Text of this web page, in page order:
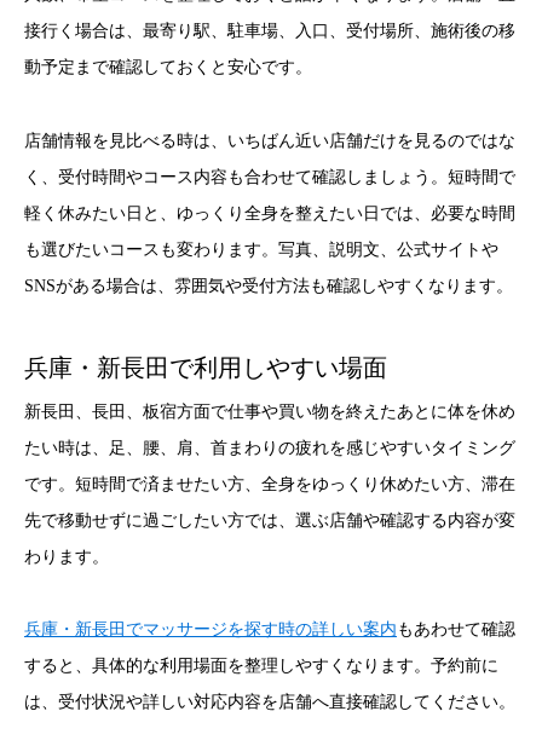
接行く場合は、最寄り駅、駐車場、入口、受付場所、施術後の移
動予定まで確認しておくと安心です。
店舗情報を見比べる時は、いちばん近い店舗だけを見るのではな
く、受付時間やコース内容も合わせて確認しましょう。短時間で
軽く休みたい日と、ゆっくり全身を整えたい日では、必要な時間
も選びたいコースも変わります。写真、説明文、公式サイトや
SNSがある場合は、雰囲気や受付方法も確認しやすくなります。
兵庫・新長田で利用しやすい場面
新長田、長田、板宿方面で仕事や買い物を終えたあとに体を休め
たい時は、足、腰、肩、首まわりの疲れを感じやすいタイミング
です。短時間で済ませたい方、全身をゆっくり休めたい方、滞在
先で移動せずに過ごしたい方では、選ぶ店舗や確認する内容が変
わります。
兵庫・新長田でマッサージを探す時の詳しい案内 もあわせて確認
すると、具体的な利用場面を整理しやすくなります。予約前に
は、受付状況や詳しい対応内容を店舗へ直接確認してください。